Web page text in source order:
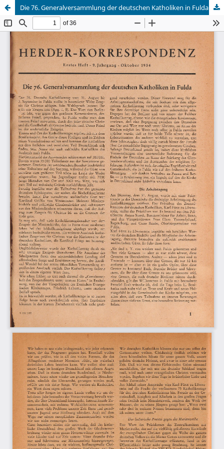
Die 76. Generalversammlung der deutschen Katholiken in Fulda